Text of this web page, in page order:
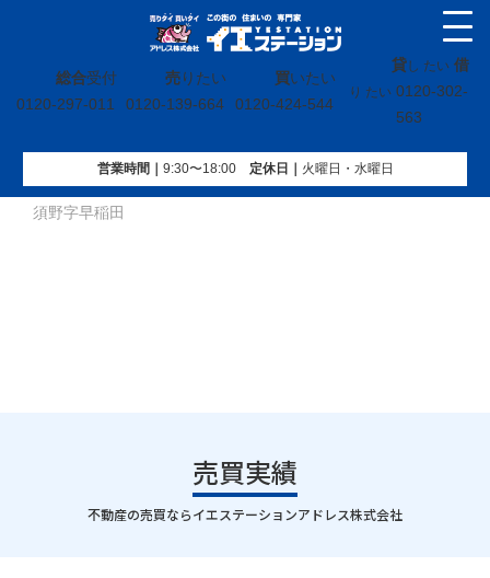
総合受付
0120-297-011
売りたい
0120-139-664
買いたい
0120-424-544
貸し たい 借
り たい 0120-302-
563
営業時間｜ 9:30〜18:00定休⽇｜ 火曜⽇・水曜⽇
イエステーション»売買実績»土地»福島県いわき市泉町黒
須野字早稲田
売買実績
｜
不動産の売買ならイエステーションアドレス株式会社